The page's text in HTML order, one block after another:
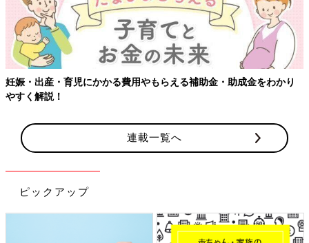
る補助金・助成金をわかり 【ワクチン接種できるものも】妊婦
連載一覧へ
ピックアップ